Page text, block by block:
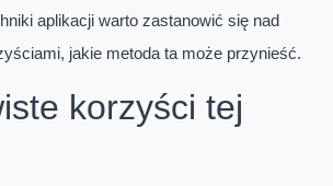
aplikacji warto zastanowić się nad
jakie metoda ta może przynieść.
korzyści tej